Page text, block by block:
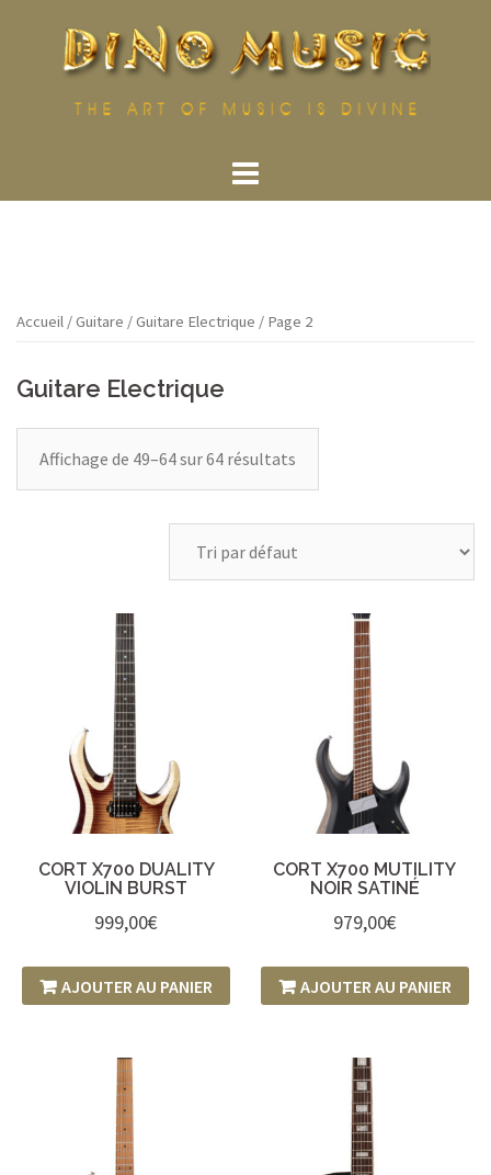
Accueil /Guitare /Guitare Electrique / Page 2
Guitare Electrique
Affichage de 49–64 sur 64 résultats
CORT X700 DUALITY
VIOLIN BURST
999,00€
AJOUTER AU PANIER
CORT X700 MUTILITY
NOIR SATINÉ
979,00€
AJOUTER AU PANIER